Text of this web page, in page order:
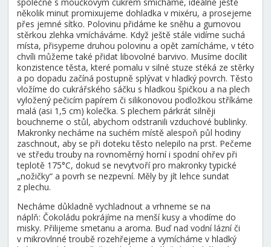
několik minut promixujeme dohladka v mixéru, a prosejeme
přes jemné sítko. Polovinu přidáme ke sněhu a gumovou
stěrkou zlehka vmícháváme. Když ještě stále vidíme suchá
místa, přisypeme druhou polovinu a opět zamícháme, v této
chvíli můžeme také přidat libovolné barvivo. Musíme docílit
konzistence těsta, které pomalu v silné stuze stéká ze stěrky
a po dopadu začíná postupně splývat v hladký povrch. Těsto
vložíme do cukrářského sáčku s hladkou špičkou a na plech
vyložený pečicím papírem či silikonovou podložkou stříkáme
malá (asi 1,5 cm) kolečka. S plechem párkrát silněji
bouchneme o stůl, abychom odstranili vzduchové bublinky.
Makronky necháme na suchém místě alespoň půl hodiny
zaschnout, aby se při doteku těsto nelepilo na prst. Pečeme
ve středu trouby na rovnoměrný horní i spodní ohřev při
teplotě 175°C, dokud se nevytvoří pro makronky typické
„nožičky“ a povrh se nezpevní. Měly by jít lehce sundat
z plechu.
Necháme důkladně vychladnout a vrhneme se na
náplň: Čokoládu pokrájíme na menší kusy a vhodíme do
misky. Přilijeme smetanu a aroma. Buď nad vodní lázní či
v mikrovlnné troubě rozehřejeme a vymícháme v hladký